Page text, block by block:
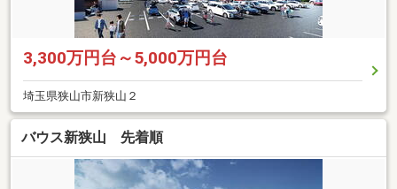
3,300万円台～5,000万円台
埼玉県狭山市新狭山２
バウス新狭山 先着順